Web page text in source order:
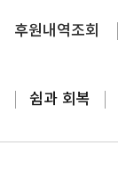
후원내역조회
쉼과 회복